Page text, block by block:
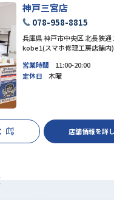
神戸三宮店
078-958-8815
兵庫県 神戸市中央区 北長狭通
kobe1(スマホ修理工房店舗内)
営業時間
11:00-20:00
定休日
木曜
店舗情報を詳